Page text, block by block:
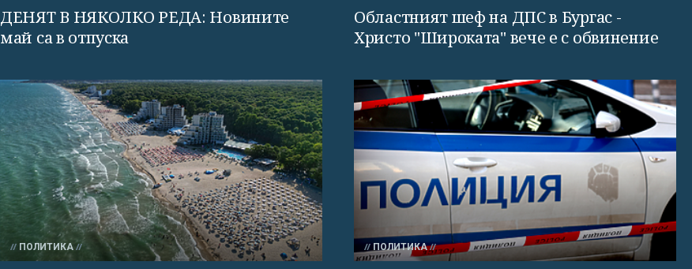
ДЕНЯТ В НЯКОЛКО РЕДА: Новините
май са в отпуска
Областният шеф на ДПС в Бургас -
Христо "Широката" вече е с обвинение
ПОЛИТИКА ПОЛИТИКА